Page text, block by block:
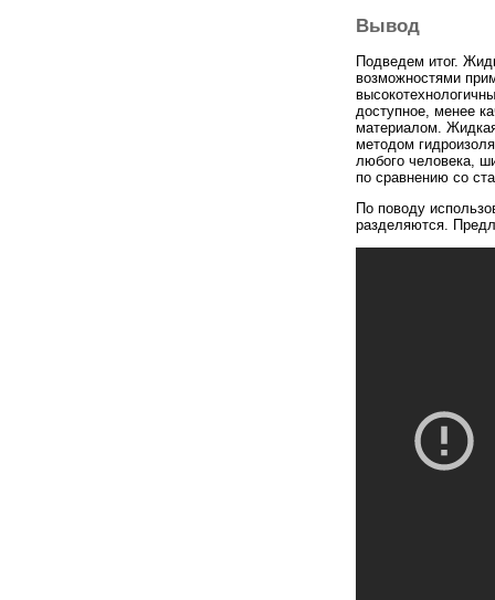
Вывод
Подведем итог.
возможностями
доступное, менее
материалом.
методом
любого человека,
по сравнению со
По поводу
разделяются.